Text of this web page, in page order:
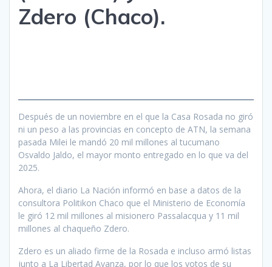
Zdero (Chaco).
Después de un noviembre en el que la Casa Rosada no giró
ni un peso a las provincias en concepto de ATN, la semana
pasada Milei le mandó 20 mil millones al tucumano
Osvaldo Jaldo, el mayor monto entregado en lo que va del
2025.
Ahora, el diario La Nación informó en base a datos de la
consultora Politikon Chaco que el Ministerio de Economía
le giró 12 mil millones al misionero Passalacqua y 11 mil
millones al chaqueño Zdero.
Zdero es un aliado firme de la Rosada e incluso armó listas
junto a La Libertad Avanza, por lo que los votos de su